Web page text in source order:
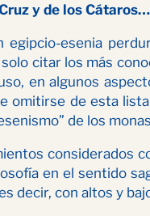
y de los Cátaros…
egipcio-esenia
citar los más
en algunos
omitirse de esta
de los
considerados
en el sentido
decir, con altos y